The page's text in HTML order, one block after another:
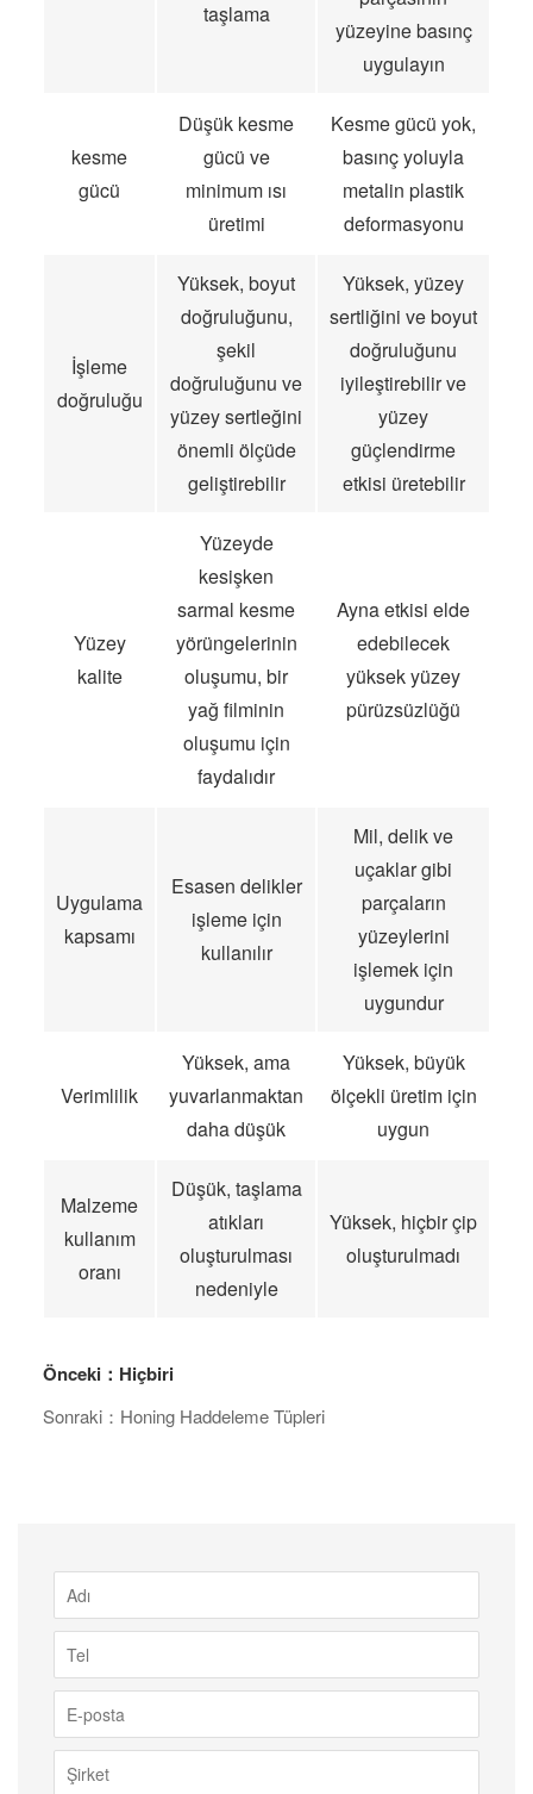
taşlama
yüzeyine basınç
uygulayın
kesme
gücü
Düşük kesme
gücü ve
minimum ısı
üretimi
Kesme gücü yok,
basınç yoluyla
metalin plastik
deformasyonu
İşleme
doğruluğu
Yüksek, boyut
doğruluğunu,
şekil
doğruluğunu ve
yüzey sertleğini
önemli ölçüde
geliştirebilir
Yüksek, yüzey
sertliğini ve boyut
doğruluğunu
iyileştirebilir ve
yüzey
güçlendirme
etkisi üretebilir
Yüzey
kalite
Yüzeyde
kesişken
sarmal kesme
yörüngelerinin
oluşumu, bir
yağ filminin
oluşumu için
faydalıdır
Ayna etkisi elde
edebilecek
yüksek yüzey
pürüzsüzlüğü
Uygulama
kapsamı
Esasen delikler
işleme için
kullanılır
Mil, delik ve
uçaklar gibi
parçaların
yüzeylerini
işlemek için
uygundur
Verimlilik
Yüksek, ama
yuvarlanmaktan
daha düşük
Yüksek, büyük
ölçekli üretim için
uygun
Malzeme
kullanım
oranı
Düşük, taşlama
atıkları
oluşturulması
nedeniyle
Yüksek, hiçbir çip
oluşturulmadı
Önceki：Hiçbiri
Sonraki：Honing Haddeleme Tüpleri